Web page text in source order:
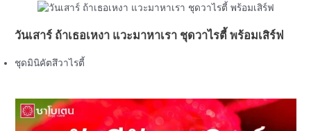
วันเสาร์ ถ้าเธอเหงา แวะมาหาเรา ชุดวาไรตี้ พร้อมเสิร์ฟ
ชุดมินิคัตสึวาไรตี้